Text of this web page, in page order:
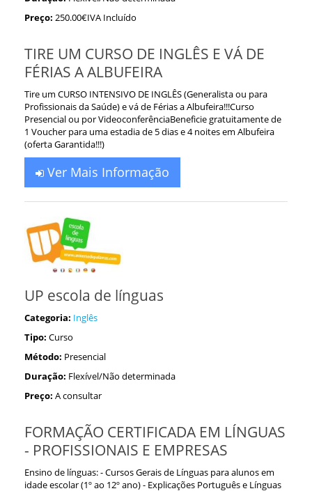
Preço: 250.00€IVA Incluído
TIRE UM CURSO DE INGLÊS E VÁ DE
FÉRIAS A ALBUFEIRA
Tire um CURSO INTENSIVO DE INGLÊS (Generalista ou para
Profissionais da Saúde) e vá de Férias a Albufeira!!!Curso
Presencial ou por VideoconferênciaBeneficie gratuitamente de
1 Voucher para uma estadia de 5 dias e 4 noites em Albufeira
(oferta Garantida!!!)
Ver Mais Informação
UP escola de línguas
Categoria: Inglês
Tipo: Curso
Método: Presencial
Duração: Flexível/Não determinada
Preço: A consultar
FORMAÇÃO CERTIFICADA EM LÍNGUAS
- PROFISSIONAIS E EMPRESAS
Ensino de línguas: - Cursos Gerais de Línguas para alunos em
idade escolar (1º ao 12º ano) - Explicações Português e Línguas